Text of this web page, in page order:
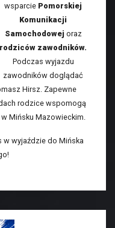
wsparcie Pomorskiej
Komunikacji
Samochodowejoraz
rodziców zawodników.
Podczas wyjazdu
zawodników doglądać
Hirsz. Zapewne
rodzice wspomogą
Mińsku Mazowieckim.
w wyjaździe do Mińska